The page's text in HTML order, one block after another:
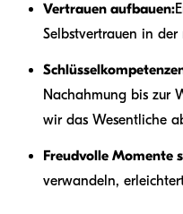
Vertrauen aufbauen:
Selbstvertrauen in der
Nachahmung bis zur
wir das Wesentliche
Freudvolle Momente
verwandeln,